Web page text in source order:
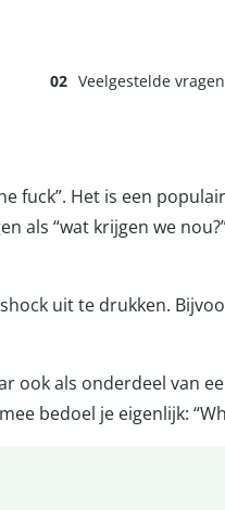
Veelgestelde
fuck”. Het is een
als “wat krijgen we
uit te drukken.
ook als onderdeel van
bedoel je eigenlijk: